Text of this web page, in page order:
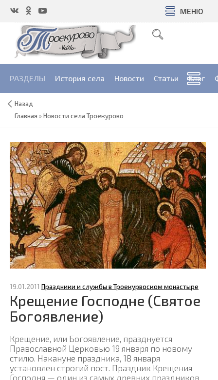
МЕНЮ
РАЗДЕЛЫ История села Новости Cтатьи Блог
Назад
Главная »Новости села Троекурово
19.01.2011 Праздники и службы в Троекурвоском монастыре
Крещение Господне (Святое
Богоявление)
Крещение, или Богоявление, празднуется
Православной Церковью 19 января по новому
стилю. Накануне праздника, 18 января
установлен строгий пост. Праздник Крещения
Господня — один из самых древних праздников